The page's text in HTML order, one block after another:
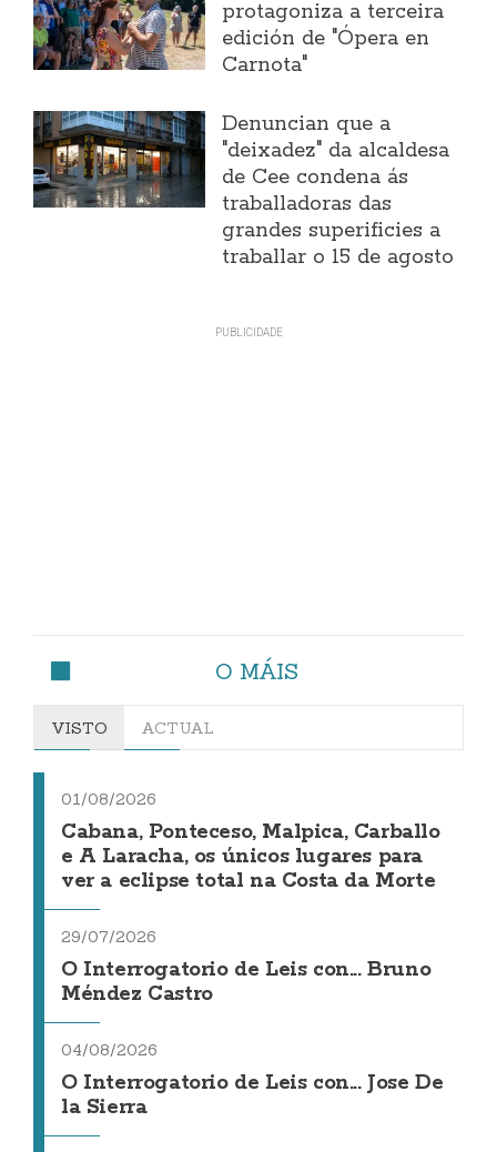
protagoniza a terceira
edición de "Ópera en
Carnota"
Denuncian que a
"deixadez" da alcaldesa
de Cee condena ás
traballadoras das
grandes superificies a
traballar o 15 de agosto
O MÁIS
VISTO ACTUAL
01/08/2026
Cabana, Ponteceso, Malpica, Carballo
e A Laracha, os únicos lugares para
ver a eclipse total na Costa da Morte
29/07/2026
O Interrogatorio de Leis con... Bruno
Méndez Castro
04/08/2026
O Interrogatorio de Leis con... Jose De
la Sierra